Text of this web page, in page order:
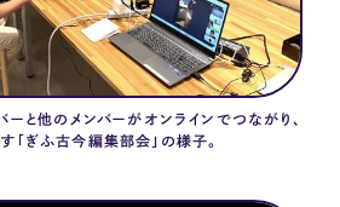
ーと他のメンバーがオンラインでつながり、
「ぎふ古今編集部会」の様子。